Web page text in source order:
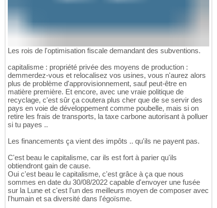
Les rois de l'optimisation fiscale demandant des subventions.
capitalisme : propriété privée des moyens de production :
demmerdez-vous et relocalisez vos usines, vous n'aurez alors
plus de problème d'approvisionnement, sauf peut-être en
matière première. Et encore, avec une vraie politique de
recyclage, c'est sûr ça coutera plus cher que de se servir des
pays en voie de développement comme poubelle, mais si on
retire les frais de transports, la taxe carbone autorisant à polluer
si tu payes ..
Les financements ça vient des impôts .. qu'ils ne payent pas.
C'est beau le capitalisme, car ils est fort à parier qu'ils
obtiendront gain de cause.
Oui c'est beau le capitalisme, c'est grâce à ça que nous
sommes en date du 30/08/2022 capable d'envoyer une fusée
sur la Lune et c'est l'un des meilleurs moyen de composer avec
l'humain et sa diversité dans l'égoïsme.